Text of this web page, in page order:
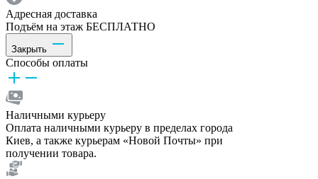
Адресная доставка
Подъём на этаж БЕСПЛАТНО
Закрыть
Способы оплаты
Наличными курьеру
Оплата наличными курьеру в пределах города
Киев, а также курьерам «Новой Почты» при
получении товара.